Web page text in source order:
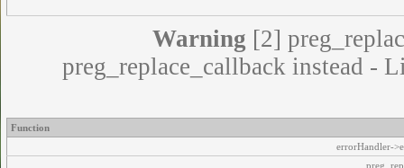
Warning [2]
preg_replace_callback instead -
Function
errorHandler-